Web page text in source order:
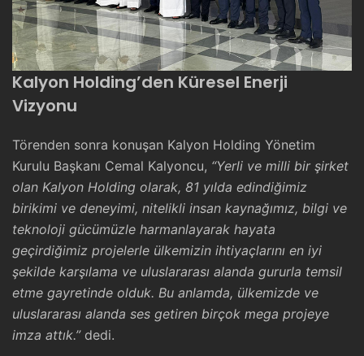
Kalyon Holding’den Küresel Enerji
Vizyonu
Törenden sonra konuşan Kalyon Holding Yönetim
Kurulu Başkanı Cemal Kalyoncu, “Yerli ve milli bir şirket
olan Kalyon Holding olarak, 81 yılda edindiğimiz
birikimi ve deneyimi, nitelikli insan kaynağımız, bilgi ve
teknoloji gücümüzle harmanlayarak hayata
geçirdiğimiz projelerle ülkemizin ihtiyaçlarını en iyi
şekilde karşılama ve uluslararası alanda gururla temsil
etme gayretinde olduk. Bu anlamda, ülkemizde ve
uluslararası alanda ses getiren birçok mega projeye
imza attık.”dedi.